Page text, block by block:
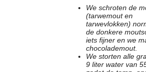
We schroten de
(tarwemout en
tarwevlokken)
de donkere
iets fijner en we
chocolademout.
We storten alle
9 liter water van
Commissies
Wedstrijduitslagen
Bijzondere Leden
- Keurmeesters